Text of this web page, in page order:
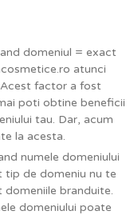
domeniul = exact
atunci
factor a fost
poti obtine beneficii
tau. Dar, acum
la acesta.
numele domeniului
tip de domeniu nu te
domeniile branduite.
domeniului poate